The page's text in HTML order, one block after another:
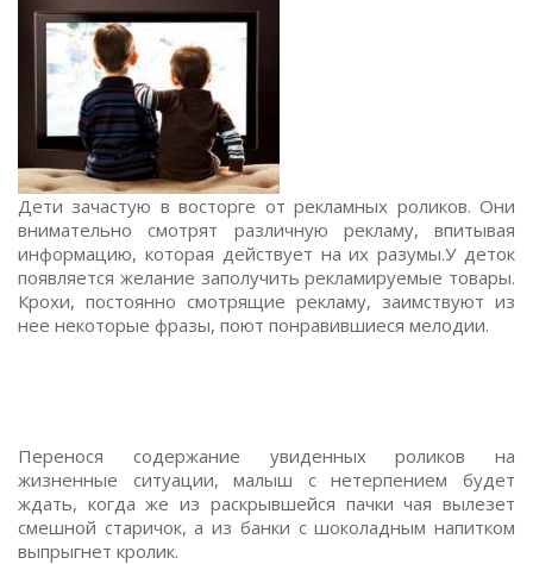
Дети зачастую в восторге от рекламных роликов. Они
внимательно смотрят различную рекламу, впитывая
информацию, которая действует на их разумы.У деток
появляется желание заполучить рекламируемые товары.
Крохи, постоянно смотрящие рекламу, заимствуют из
нее некоторые фразы, поют понравившиеся мелодии.
Перенося содержание увиденных роликов на
жизненные ситуации, малыш с нетерпением будет
ждать, когда же из раскрывшейся пачки чая вылезет
смешной старичок, а из банки с шоколадным напитком
выпрыгнет кролик.